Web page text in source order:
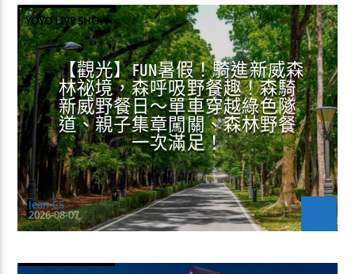
YOYO LIVE SHOW
【觀光】FUN暑假！騎進新威森
林祕境，森呼吸野餐趣！森騎
新威野餐日～單車穿越綠色隧
道、親子集章闖關、森林野餐
一次滿足！
Jean-CS
2026-08-07